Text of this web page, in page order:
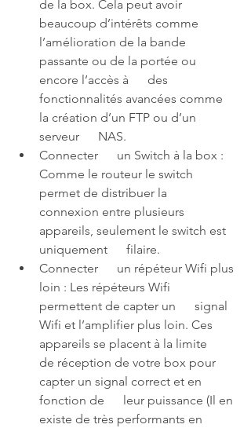
de la box. Cela peut avoir
beaucoup d’intérêts comme
l’amélioration de la bande
passante ou de la portée ou
encore l’accès à      des
fonctionnalités avancées comme
la création d’un FTP ou d’un
serveur      NAS.
Connecter      un Switch à la box :
Comme le routeur le switch
permet de distribuer la
connexion entre plusieurs
appareils, seulement le switch est
uniquement      filaire.
Connecter      un répéteur Wifi plus
loin : Les répéteurs Wifi
permettent de capter un      signal
Wifi et l’amplifier plus loin. Ces
appareils se placent à la limite
de réception de votre box pour
capter un signal correct et en
fonction de      leur puissance (Il en
existe de très performants en